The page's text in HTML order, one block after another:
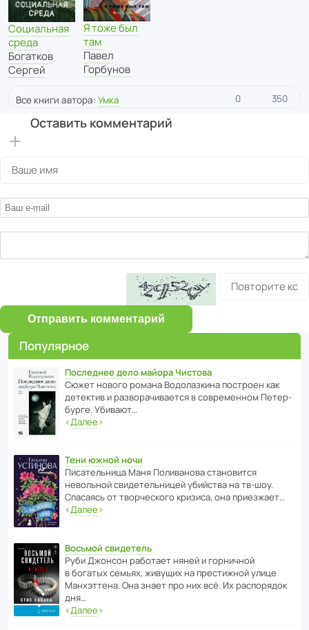
Социальная
среда
Богатков
Сергей
Я тоже был
там
Павел
Горбунов
Все книги автора: Умка 0 350
Оставить комментарий
Отправить комментарий
Популярное
Последнее дело майора Чистова
Сюжет нового романа Водо­ла­з­кина пост­роен как
дете­ктив и разво­ра­чи­ва­ется в совре­менном Пете­р­
бурге. Убивают…
‹Далее›
Тени южной ночи
Писа­тель­ница Маня Поли­ва­нова стано­вится
невольной свиде­тель­ницей убийства на тв-шоу.
Спасаясь от твор­че­с­кого кризиса, она приезжает…
‹Далее›
Восьмой свидетель
Руби Джонсон рабо­тает няней и горни­чной
в богатых семьях, живущих на прес­ти­жной улице
Манх­эт­тена. Она знает про них всё. Их распо­рядок
дня…
‹Далее›